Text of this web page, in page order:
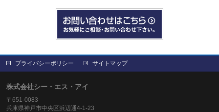
プライバシーポリシー サイトマップ
株式会社シー・エス・アイ
〒651-0083
兵庫県神戸市中央区浜辺通4-1-23